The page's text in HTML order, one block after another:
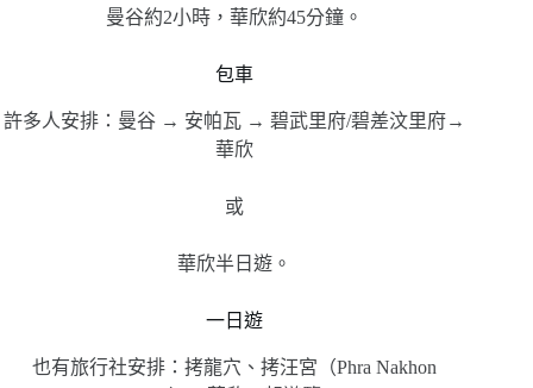
曼谷約2小時，華欣約45分鐘。
包車
許多人安排：曼谷 → 安帕瓦 → 碧武里府/碧差汶里府→
華欣
或
華欣半日遊。
一日遊
也有旅行社安排：拷龍穴、拷汪宮（Phra Nakhon